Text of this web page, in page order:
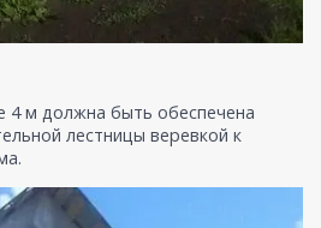
4 м должна быть обеспечена
лестницы веревкой к